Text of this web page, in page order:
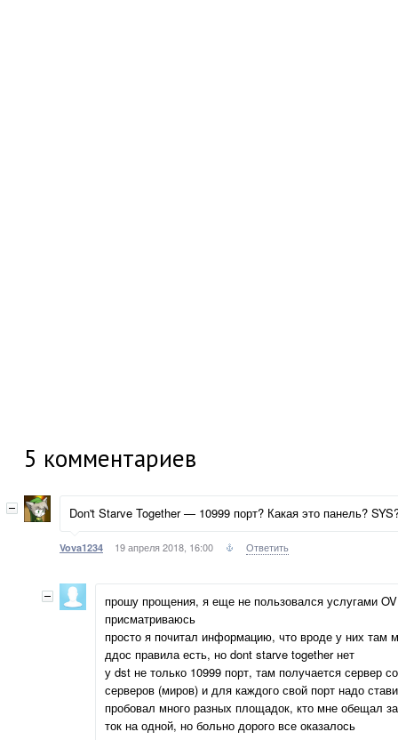
5 комментариев
Don't Starve Together — 10999 порт? Какая это панель?
Vova1234 19 апреля 2018, 16:00 Ответить
прошу прощения, я еще не пользовался услугами
присматриваюсь
просто я почитал информацию, что вроде у них там
ддос правила есть, но dont starve together нет
у dst не только 10999 порт, там получается сервер
серверов (миров) и для каждого свой порт надо
пробовал много разных площадок, кто мне обещал
ток на одной, но больно дорого все оказалось